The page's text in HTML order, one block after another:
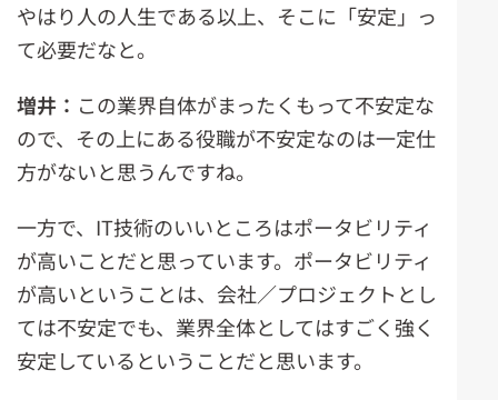
やはり人の人生である以上、そこに「安定」っ
て必要だなと。
増井： この業界自体がまったくもって不安定な
ので、その上にある役職が不安定なのは一定仕
方がないと思うんですね。
一方で、IT技術のいいところはポータビリティ
が高いことだと思っています。ポータビリティ
が高いということは、会社／プロジェクトとし
ては不安定でも、業界全体としてはすごく強く
安定しているということだと思います。